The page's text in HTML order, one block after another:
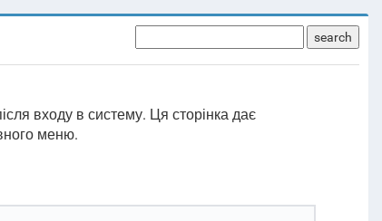
search
входу в систему. Ця сторінка дає
меню.